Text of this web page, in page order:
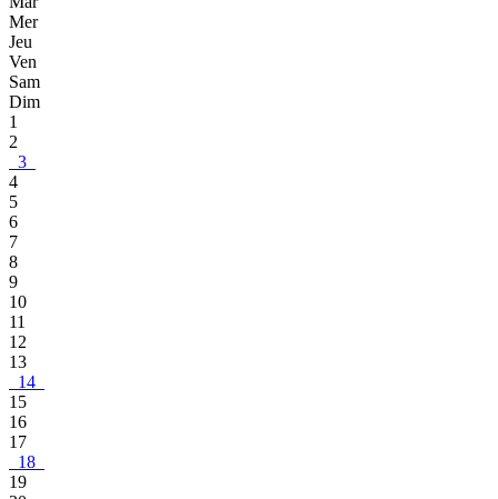
Mer
Jeu
Ven
Sam
Dim
1
2
3
4
5
6
7
8
9
10
11
12
13
14
15
16
17
18
19